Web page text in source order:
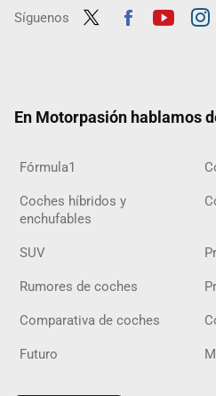
Síguenos
En Motorpasión hablamos
Fórmula1
Coches híbridos y
enchufables
SUV
Rumores de coches
Comparativa de coches
Futuro